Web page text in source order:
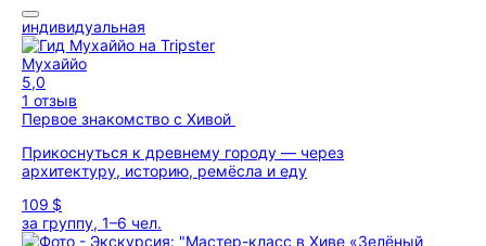
индивидуальная
Мухаййо
5,0
1 отзыв
Первое знакомство с Хивой
Прикоснуться к древнему городу — через
архитектуру, историю, ремёсла и еду
109 $
за группу, 1–6 чел.